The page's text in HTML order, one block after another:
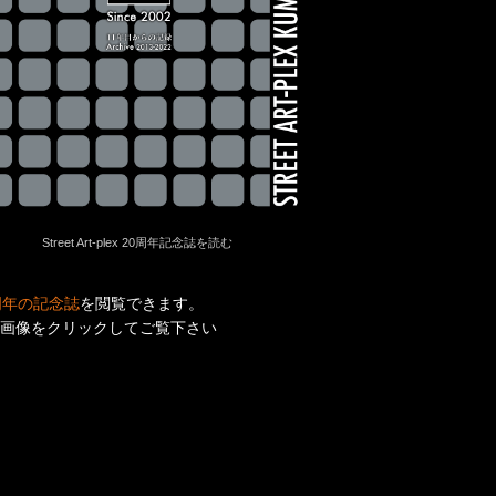
Street Art-plex 20周年記念誌を読む
の記念誌を閲覧できます。
画像をクリックしてご覧下さい